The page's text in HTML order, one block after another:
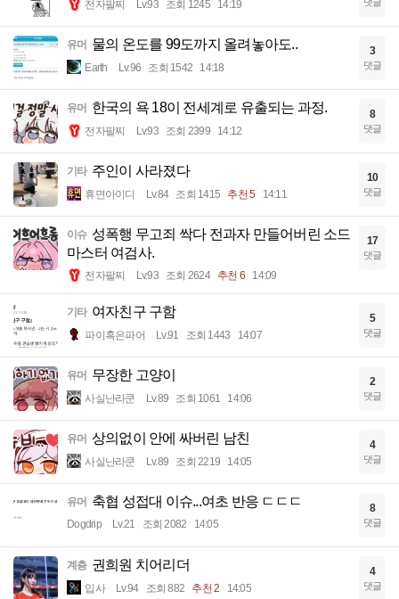
전자팔찌 Lv.93 조회 1245 14:19
유머 물의 온도를 99도까지 올려놓아도..
Earth Lv.96 조회 1542 14:18
3
댓글
유머 한국의 욕 18이 전세계로 유출되는 과정.
전자팔찌 Lv.93 조회 2399 14:12
8
댓글
기타 주인이 사라졌다
휴면아이디 Lv.84 조회 1415 추천 5 14:11
10
댓글
이슈 성폭행 무고죄 싹다 전과자 만들어버린 소드
마스터 여검사.
전자팔찌 Lv.93 조회 2624 추천 6 14:09
17
댓글
기타 여자친구 구함
파이혹은파어 Lv.91 조회 1443 14:07
5
댓글
유머 무장한 고양이
사실난라쿤 Lv.89 조회 1061 14:06
2
댓글
유머 상의없이 안에 싸버린 남친
사실난라쿤 Lv.89 조회 2219 14:05
4
댓글
유머 축협 성접대 이슈...여초 반응 ㄷㄷㄷ
Dogdrip Lv.21 조회 2082 14:05
8
댓글
계층 권희원 치어리더
입사 Lv.94 조회 882 추천 2 14:05
4
댓글